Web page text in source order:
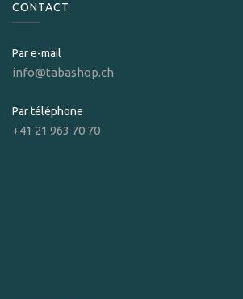
CONTACT
Par e-mail
info@tabashop.ch
Par téléphone
+41 21 963 70 70